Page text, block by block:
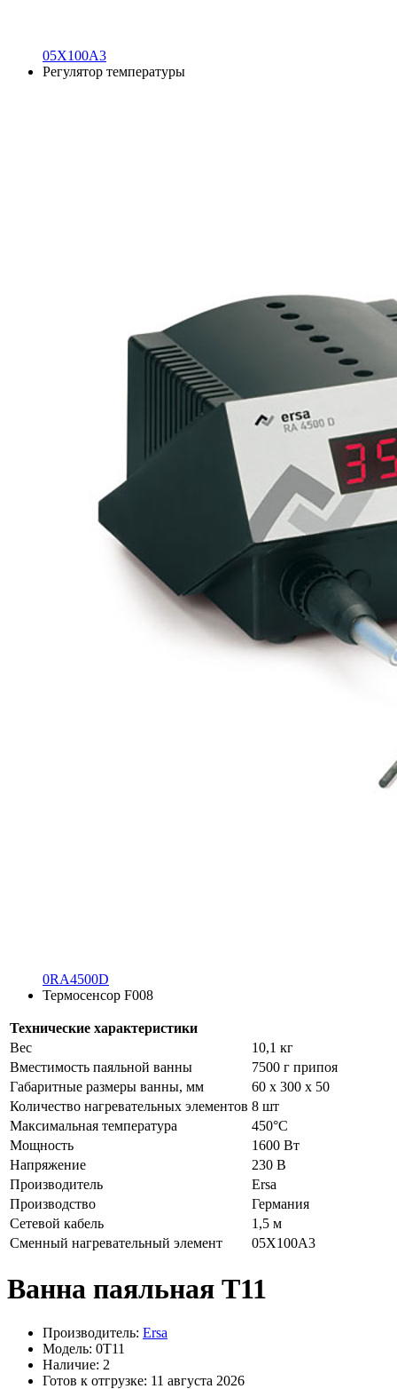
05X100A3
Регулятор температуры
0RA4500D
Термосенсор F008
Технические характеристики
Вес
10,1 кг
Вместимость паяльной ванны
7500 г припоя
Габаритные размеры ванны, мм
60 х 300 х 50
Количество нагревательных элементов 8 шт
Максимальная температура
450°C
Мощность
1600 Вт
Напряжение
230 В
Производитель
Ersa
Производство
Германия
Сетевой кабель
1,5 м
Сменный нагревательный элемент
05X100A3
Ванна паяльная Т11
Производитель: Ersa
Модель: 0T11
Наличие: 2
Готов к отгрузке: 11 августа 2026